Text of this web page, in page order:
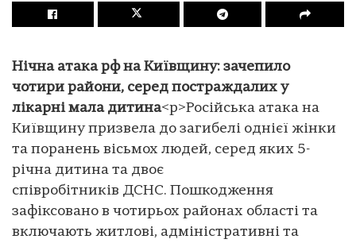
Нічна атака рф на Київщину: зачепило
чотири райони, серед постраждалих у
лікарні мала дитина<p>Російська атака на
Київщину призвела до загибелі однієї жінки
та поранень вісьмох людей, серед яких 5-
річна дитина та двоє
співробітників ДСНС. Пошкодження
зафіксовано в чотирьох районах області та
включають житлові, адміністративні та